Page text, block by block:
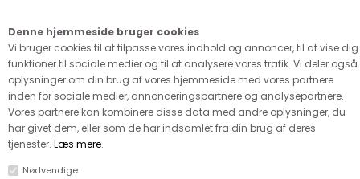
Denne hjemmeside bruger cookies
Vi bruger cookies til at tilpasse vores indhold og annoncer, til at vise dig
funktioner til sociale medier og til at analysere vores trafik. Vi deler også
oplysninger om din brug af vores hjemmeside med vores partnere
inden for sociale medier, annonceringspartnere og analysepartnere.
Vores partnere kan kombinere disse data med andre oplysninger, du
har givet dem, eller som de har indsamlet fra din brug af deres
tjenester. Læs mere.
Nødvendige
FORSIDE›TILBEHØR›